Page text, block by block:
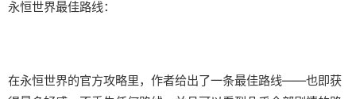
永恒世界最佳路线：
在永恒世界的官方攻略里，作者给出了一条最佳路线——也即获